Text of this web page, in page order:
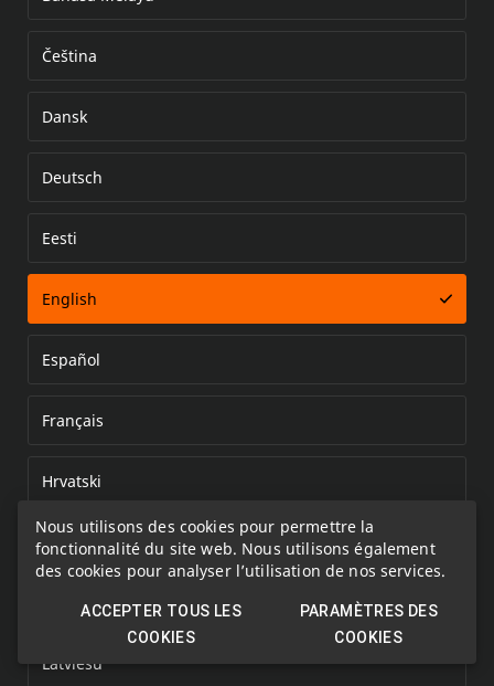
Nous utilisons des cookies pour permettre la
fonctionnalité du site web. Nous utilisons également
des cookies pour analyser l’utilisation de nos services.
ACCEPTER TOUS LES
COOKIES
PARAMÈTRES DES
COOKIES
Error loading document
Čeština
Dansk
Deutsch
Eesti
English
Español
Français
Hrvatski
Italiano
Kazakh
Latviešu